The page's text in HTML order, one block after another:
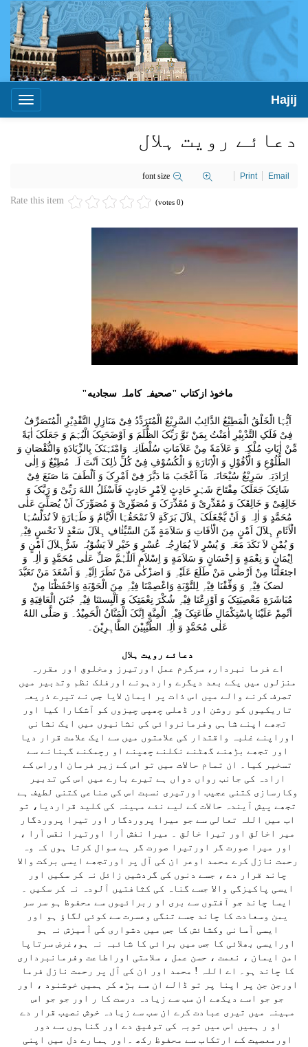
Toggle
Hajij
دعائے رویت ہلال
font size Print Email
Rate this item (0 votes)
ماخوذ ازکتاب "صحیفہ کاملہ سجادیه"
اَیُّہَا الْخَلْقُ الْمَطِیْعُ الدَّائِبُ السَّرِیْعُ الْمُتَرَدِّدُ فِیْ مَنَازِلِ التَّقْدِیْرِ الْمُتَصَرِّفُ
فِیْ فَلَکِ التَّدْبِیْرِ اٰمَنْتُ بِمَنْ نَوَّ رَبِّکَ الظُّلَمَ وَ اَوْضَحَبِکَ الْبُہَمَ وَ جَعَلَکَ اٰیَةً
مِّنْ اٰیَاتِ مُلْکِہ وَ عَلاَمَةً مِنْ عَلاَمَاتِ سُلْطَانِہ وَامْتَہَنَکَ بِالزِّیَادَةِ وَالنُّقْصَانِ وَ
الطُّلُوْعِ وَ الْاُفُوْلِ وَ الْاِنَارَةِ وَ الْکُسُوْفِ فِیْ کُلِّ ذٰلِکَ اَنْتَ لَہ مُطِیْعٌ وَ اِلٰی
اِرَادَتِہ سَرِیْعٌ سُیْحَانَہ مَآ اَعْجَبَ مَا دَبَّرَ فِیْ اَمْرِکَ وَ اَلْطَفَ مَا صَنَعَ فِیْ
شَانِکَ جَعَلَکَ مِفْتَاحَ شَہْرٍ حَادِثٍ لِاَمْرٍ حَادِثٍ فَاَسْئَلُ اللهَ رَبِّیْ وَ رَبَّکَ وَ
خَالِقِیْ وَ خَالِقَکَ وَ مُقَدِّرِیْ وَ مُقَدِّرَکَ وَ مُصَوِّرِیْ وَ مُصَوِّرَکَ اَنْ یُصَلِّیَ عَلٰی
مُحَمَّدٍ وَ اٰلِہ وَ اَنْ یَّجْعَلَکَ ہِلاَلَ بَرَکَةٍ لاَ تَمْحَقُہَا الْاَیَّامُ وَ طَہَارَةٍ لاَ تُدَلِّسُہَا
الْاٰثَامِ ہِلاَلَ اَمْنٍ مِنَ الْاٰفَاتِ وَ سَلاَمَةٍ مِّنَ السَّیِّئٰافِ ہِلاَلَ سَعْدٍ لاَ نَحْسٍ فِیْہِ
وَ یُمْنٍ لاَ نَکَدَ مَعَہ وَ یُسْرٍ لاَ یُمَازِجُہ عُسْرٍ وَ خَیْرِ لاَ یَشُوْبُہ شَرٌّہِلاَلَ اَمْنٍ وَ
اِیْمَانٍ وَ نِعْمَةٍ وَ اِحْسَانٍ وَ سَلاَمَةٍ وَ اِسْلاَمٍ اَللّٰہُمَّ صَلِّ عَلٰی مُحَمَّدٍ وَ اٰلِہ وَ
اجئعَلْنَا مِنْ اَرْضٰی مَنْ طَلَعَ عَلَیْہِ وَ اضزْکٰی مَنْ نَظَرَ اِلَیْہِ وَ اَسْعَدَ مَنْ تَعَبَّدَ
لضکَ فِیْہِ وَ وَفِّقْنَا فِیْہِ لِلتَّوْبَةِ وَاعْصِمْنَا فِیْہِ مِنَ الْحَوْبَةِ وَاحْفَظْنَا مِنْ
مُبَاشَرَةِ مَعْصِیَتِکَ وَ اَوْزِعْنَا فِیْہِ شُکْرَ نِعْمَتِکَ وَ اَلْبِسئنَا فِیْہِ جُنَنَ الْعَافِیَةِ وَ
اَتْمِمْ عَلَیْنَا بِاسْتِکْمَالِ طَاعَتِکَ فِیْہِ الْمِنَّةِ اِنَّکَ الْمَنَّانُ الْحَمِیْدُ۔ وَ صَلَّی اللهُ
عَلٰی مُحَمَّدٍ وَ اٰلِہ الطَّیِّبِیْنَ الطَّاہِرِیْنَ۔
دعائے رویت ہلال
اے فرما نبردار، سرگرم عمل اورتیرز ومخلوق اور مقررہ
منزلوں میں یکے بعد دیگرے واردہونے اورفلک نظم وتدبیر میں
تصرف کرنے والے میں اس ذات پر ایمان لایا جس نے تیرے ذریعہ
تاریکیوں کو روشن اور ڈھلی چھپی چیزوں کو آشکارا کیا اور
تجھے اپنے شاہی وفرمانروائی کی نشانیوں میں ایک نشانی
اوراپنے غلبہ واقتدار کی علامتوں میں سے ایک علامت قرار دیا
اور تجھے بڑھنے گھٹنے نکلنے چھپنے او رچمکنے گہنانے سے
تسخیر کیا۔ ان تمام حالات میں تو اس کے زیر فرمان اوراس کے
ارادہ کی جانب رواں دواں ہے تیرے بارے میں اس کی تدبیر
وکارسازی کتنی عجیب اورتیری نسبت اس کی صناعی کتنی لطیف ہے
تجھے پیش آیندہ حالات کے لیے نئے مہینہ کی کلید قراردیا، تو
اب میں اللہ تعالی سے جو میرا پروردگار اور تیرا پروردگار
میر اخالق اور تیرا خالق ۔ میرا نفش آرا اورتیرا نقس آرا ،
اور میرا صورت گر اورتیرا صورت گر ہے سوال کرتا ہوں کہ وہ
رحمت نازل کرے محمد اوعر ان کی آل پر اورتجھے ایسی برکت والا
چاند قرار دے ، جسے دنوں کی گردشیں زائل نہ کر سکیں اور
ایسی پاکیزگی والا جسے گناہ کی کثافتیں آلودہ نہ کر سکیں ۔
ایسا چاند جو آفتوں سے بری او ربرائیوں سے محفوظ ہو سر سر
یمن وسعادت کا چاند جسے تنگی وعسرت سے کوئی لگاؤ ہو اور
ایسی آسانی وکشائش کا جس میں دشواری کی آمیزش نہ ہو
اورایسی بھلائی کا جس میں برائی کا شائبہ نہ ہو،غرض سرتاپا
امن ایمان ، نعمت ، حسن عمل ، سلامتی اوراطاعت وفرمانبرداری
کا چاند ہو۔ اے اللہ ! محمد اور ان کی آل پر رحمت نازل فرما
اورجن جن پر اپنا پر تو ڈالے ان سے بڑھ کر ہمیں خوشنود ، اور
جو جو اسے دیکھے ان سب سے زیادہ درست کا ر اور جو جو اس
مہینہ میں تیری عبادت کرے ان سب سے زیادہ خوش نصیب قرار دے
او ر ہمیں اس میں توبہ کی توفیق دے اور گناہوں سے دور
اورمعصیت کے ارتکاب سے محفوظ رکھ ۔اور ہمارے دل میں اپنی